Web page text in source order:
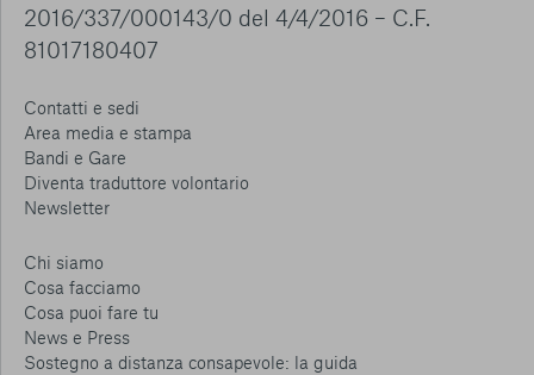
2016/337/000143/0 del 4/4/2016 – C.F.
81017180407
Contatti e sedi
Area media e stampa
Bandi e Gare
Diventa traduttore volontario
Newsletter
Chi siamo
Cosa facciamo
Cosa puoi fare tu
News e Press
Sostegno a distanza consapevole: la guida